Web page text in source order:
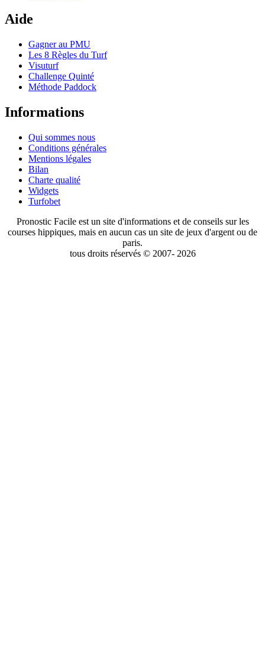
Aide
Gagner au PMU
Les 8 Règles du Turf
Visuturf
Challenge Quinté
Méthode Paddock
Informations
Qui sommes nous
Conditions générales
Mentions légales
Bilan
Charte qualité
Widgets
Turfobet
Pronostic Facile est un site d'informations et de conseils sur les
courses hippiques, mais en aucun cas un site de jeux d'argent ou de
paris.
tous droits réservés © 2007- 2026